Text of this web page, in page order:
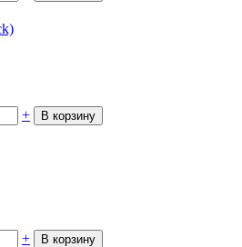
+
В корзину
+
В корзину